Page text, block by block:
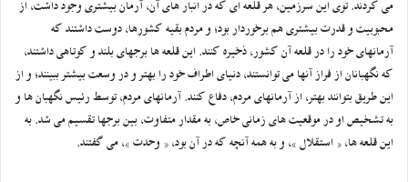
می کردند. توی این سرزمین، هر قلعه ای که در انبار های آن، آرمان بیشتری وجود داشت، از
محبوبیت و قدرت بیشتری هم برخوردار بود؛ و مردم بقیه کشورها، دوست داشتند که
آرمانهای خود را در قلعه آن کشور، ذخیره کنند. این قلعه ها برجهای بلند و کوتاهی داشتند،
که نگهبانان از فراز آنها می توانستند، دنیای اطراف خود را بهتر و در وسعت بیشتر ببینند؛ و از
این طریق بتوانند بهتر، از آرمانهای مردم، دفاع کنند. آرمانهای مردم، توسط رئیس نگهبان ها و
به تشخیص او در موقعیت های زمانی خاص، به مقدار متفاوت، بین برجها تقسیم می شد. به
این قلعه ها، « استقلال »، و به همه آنچه که در آن بود، « وحدت »، می گفتند.